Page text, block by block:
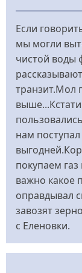
Если
мы могли
чистой воды
транзит.Мол
нам
покупаем
важно какое
оправдывал
завозят
с Еленовки.